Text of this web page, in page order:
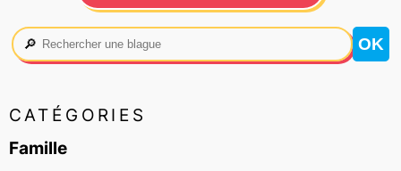
🔎
CATÉGORIES
Famille